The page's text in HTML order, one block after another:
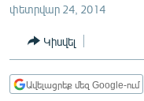
ԻՐԱՎՈՒՆՔ
ՀԱՍԱՐԱԿՈՒԹՅՈՒՆ
ՏՆՏԵՍՈՒԹՅՈՒՆ
փետրվար 24, 2014
Կիսվել
Ավելացրեք մեզ Google-ում